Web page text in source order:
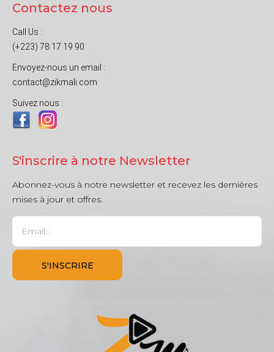
Contactez nous
Call Us :
(+223) 78 17 19 90
Envoyez-nous un email :
contact@zikmali.com
Suivez nous :
S'inscrire à notre Newsletter
Abonnez-vous à notre newsletter et recevez les dernières
mises à jour et offres.